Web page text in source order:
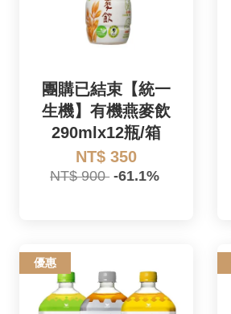
團購已結束【統一
生機】有機燕麥飲
290mlx12瓶/箱
NT$ 350
NT$ 900 -61.1%
優惠